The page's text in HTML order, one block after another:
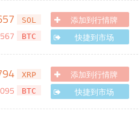
SOL
BTC
添加到行情牌
快捷到市场
XRP
BTC
添加到行情牌
快捷到市场